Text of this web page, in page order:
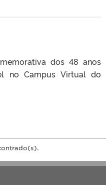
dos 48 anos
no Campus Virtual do